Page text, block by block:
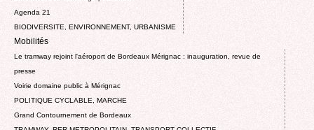
Agenda 21
BIODIVERSITE, ENVIRONNEMENT, URBANISME
Mobilités
Le tramway rejoint l'aéroport de Bordeaux Mérignac : inauguration, revue de
presse
Voirie domaine public à Mérignac
POLITIQUE CYCLABLE, MARCHE
Grand Contournement de Bordeaux